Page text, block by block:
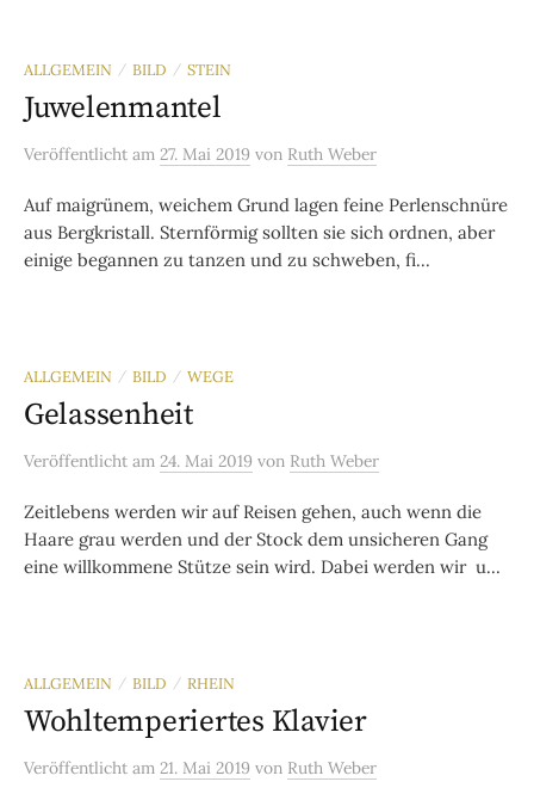
ALLGEMEIN / BILD / STEIN
Juwelenmantel
Veröffentlicht am 27. Mai 2019 von Ruth Weber
Auf maigrünem, weichem Grund lagen feine Perlenschnüre
aus Bergkristall. Sternförmig sollten sie sich ordnen, aber
einige begannen zu tanzen und zu schweben, fi...
ALLGEMEIN / BILD / WEGE
Gelassenheit
Veröffentlicht am 24. Mai 2019 von Ruth Weber
Zeitlebens werden wir auf Reisen gehen, auch wenn die
Haare grau werden und der Stock dem unsicheren Gang
eine willkommene Stütze sein wird. Dabei werden wir u...
ALLGEMEIN / BILD / RHEIN
Wohltemperiertes Klavier
Veröffentlicht am 21. Mai 2019 von Ruth Weber